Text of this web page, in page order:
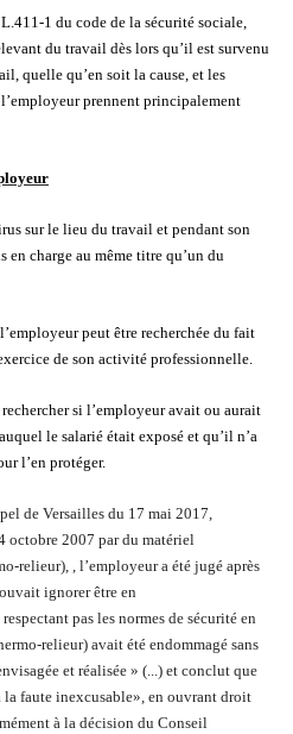
1 du code de la sécurité sociale,
du travail dès lors qu’il est survenu
quelle qu’en soit la cause, et les
prennent principalement
sur le lieu du travail et pendant son
en charge au même titre qu’un du
peut être recherchée du fait
de son activité professionnelle.
si l’employeur avait ou aurait
le salarié était exposé et qu’il n’a
l’en protéger.
de Versailles du 17 mai 2017,
octobre 2007 par du matériel
relieur), , l’employeur a été jugé après
ignorer être en
pas les normes de sécurité en
relieur) avait été endommagé sans
et réalisée » (...) et conclut que
la faute inexcusable», en ouvrant droit
à la décision du Conseil